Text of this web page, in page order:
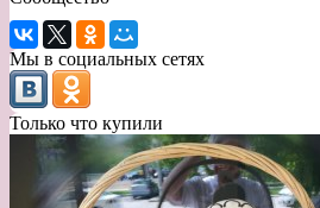
Мы в социальных сетях
Только что купили